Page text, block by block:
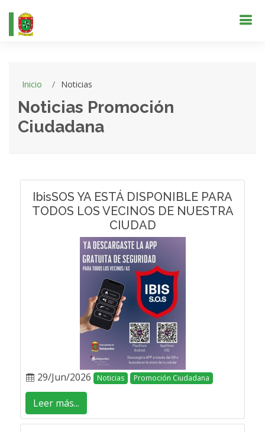
Inicio Noticias
Noticias Promoción
Ciudadana
IbisSOS YA ESTÁ DISPONIBLE PARA
TODOS LOS VECINOS DE NUESTRA
CIUDAD
29/Jun/2026 Noticias Promoción Ciudadana
Leer más...